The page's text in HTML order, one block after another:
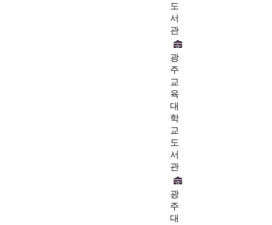
도
서
관
광
주
교
육
대
학
교
도
서
관
광
주
대